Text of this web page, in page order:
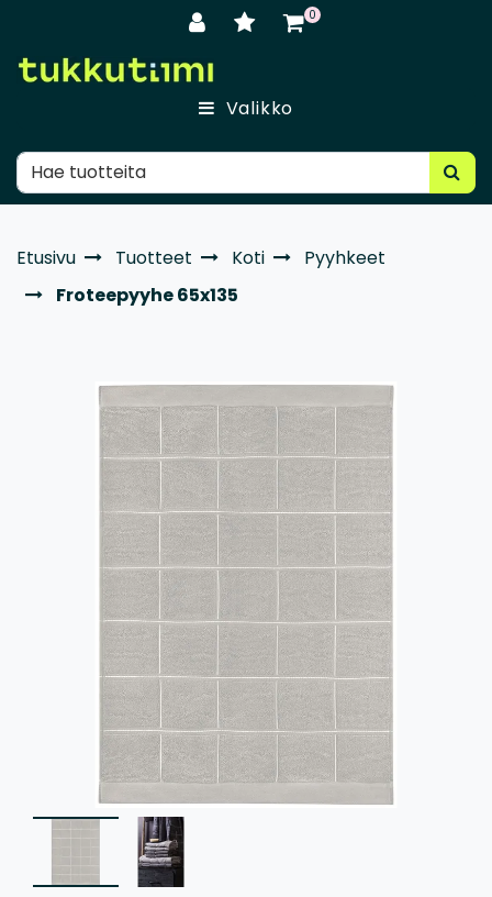
0
Valikko
Etusivu Tuotteet Koti
Pyyhkeet
Froteepyyhe 65x135